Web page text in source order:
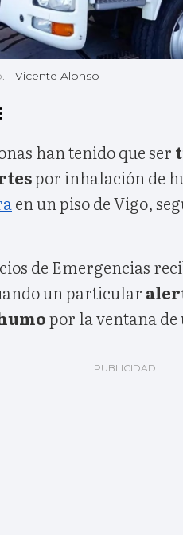
| Vicente Alonso
han tenido que ser
por inhalación de
en un piso de Vigo,
de Emergencias
un particular
por la ventana de